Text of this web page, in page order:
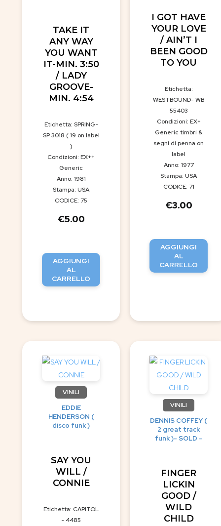
TAKE IT
ANY WAY
YOU WANT
IT-MIN. 3:50
/ LADY
GROOVE-
MIN. 4:54
Etichetta: SPRING-
SP 3018 ( 19 on label
)
Condizioni: EX++
Generic
Anno: 1981
Stampa: USA
CODICE: 75
€5.00
AGGIUNGI
AL
CARRELLO
I GOT HAVE
YOUR LOVE
/ AIN’T I
BEEN GOOD
TO YOU
Etichetta:
WESTBOUND- WB
55403
Condizioni: EX+
Generic timbri &
segni di penna on
label
Anno: 1977
Stampa: USA
CODICE: 71
€3.00
AGGIUNGI
AL
CARRELLO
VINILI
EDDIE
HENDERSON (
disco funk )
SAY YOU
WILL /
CONNIE
Etichetta: CAPITOL
- 4485
VINILI
DENNIS COFFEY (
2 great track
funk )- SOLD -
FINGER
LICKIN
GOOD /
WILD
CHILD